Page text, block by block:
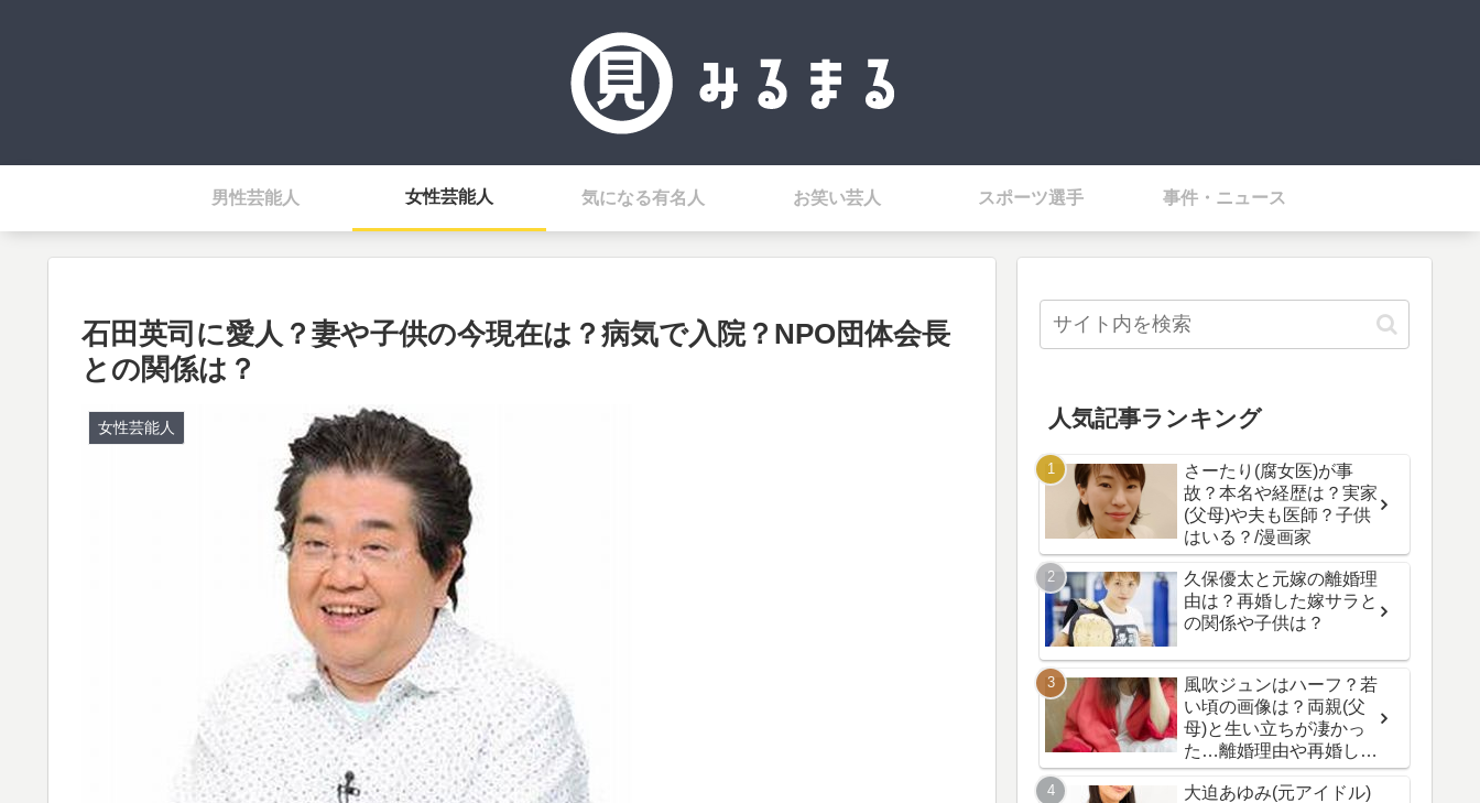
男性芸能人 女性芸能人 気になる有名人 お笑い芸人 スポーツ選手 事件・ニュース
石田英司に愛人？妻や子供の今現在は？病気で入院？NPO団体会長
との関係は？
女性芸能人 人気記事ランキング
さーたり(腐女医)が事
故？本名や経歴は？実家
(父母)や夫も医師？子供
はいる？/漫画家
久保優太と元嫁の離婚理
由は？再婚した嫁サラと
の関係や子供は？
風吹ジュンはハーフ？若
い頃の画像は？両親(父
母)と生い立ちが凄かっ
た…離婚理由や再婚した
夫と子供の現在は？
大迫あゆみ(元アイドル)